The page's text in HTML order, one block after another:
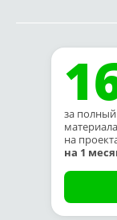
за
на
на 1